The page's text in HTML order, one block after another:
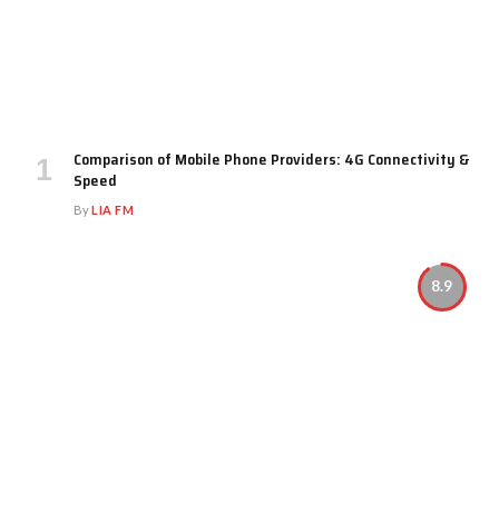
Comparison of Mobile Phone Providers: 4G Connectivity &
Speed
ByLIA FM
8.9